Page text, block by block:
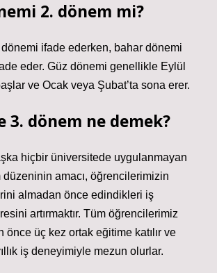
2. dönem mi?
ifade ederken, bahar dönemi
eder. Güz dönemi genellikle Eylül
ve Ocak veya Şubat’ta sona erer.
3. dönem ne demek?
hiçbir üniversitede uygulanmayan
düzeninin amacı, öğrencilerimizin
almadan önce edindikleri iş
artırmaktır. Tüm öğrencilerimiz
önce üç kez ortak eğitime katılır ve
iş deneyimiyle mezun olurlar.